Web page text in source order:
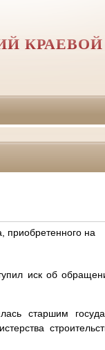
КРАЕВОЙ
приобретенного на
иск об
старшим